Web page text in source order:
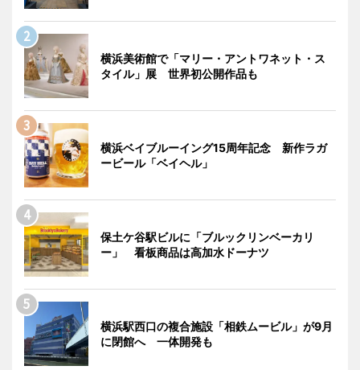
横浜美術館で「マリー・アントワネット・ス
タイル」展 世界初公開作品も
横浜ベイブルーイング15周年記念 新作ラガ
ービール「ベイヘル」
保土ケ谷駅ビルに「ブルックリンベーカリ
ー」 看板商品は高加水ドーナツ
横浜駅西口の複合施設「相鉄ムービル」が9月
に閉館へ 一体開発も